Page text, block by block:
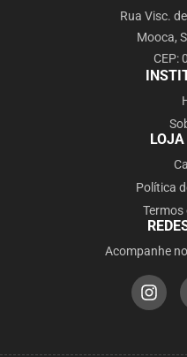
Rua Visc.
Mooca,
CEP:
Política
Termos
Acompanhe